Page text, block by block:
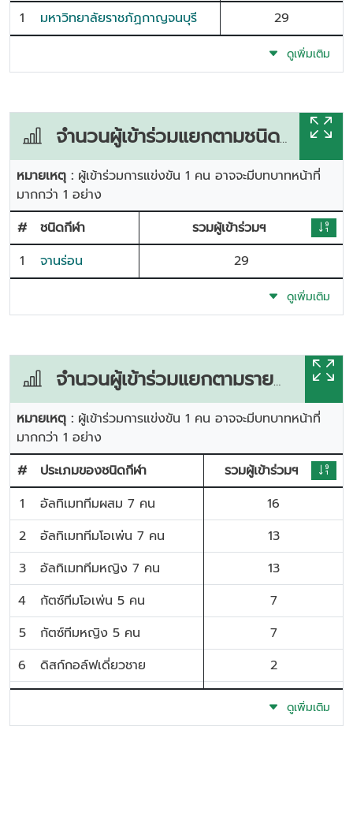
1
มหาวิทยาลัยราชภัฏกาญจนบุรี 29
ดูเพิ่มเติม
จำนวนผู้เข้าร่วมแยกตามชนิดกีฬา
หมายเหตุ : ผู้เข้าร่วมการแข่งขัน 1 คน อาจจะมีบทบาทหน้าที่
มากกว่า 1 อย่าง
#
ชนิดกีฬา
รวมผู้เข้าร่วมฯ
1
จานร่อน 29
ดูเพิ่มเติม
จำนวนผู้เข้าร่วมแยกตามรายการแข่งขัน
หมายเหตุ : ผู้เข้าร่วมการแข่งขัน 1 คน อาจจะมีบทบาทหน้าที่
มากกว่า 1 อย่าง
#
ประเภมของชนิดกีฬา
รวมผู้เข้าร่วมฯ
1
อัลทิเมททีมผสม 7 คน
16
2
อัลทิเมททีมโอเพ่น 7 คน
13
3
อัลทิเมททีมหญิง 7 คน
13
4
กัตซ์ทีมโอเพ่น 5 คน
7
5
กัตซ์ทีมหญิง 5 คน
7
6
ดิสก์กอล์ฟเดี่ยวชาย
2
ดูเพิ่มเติม